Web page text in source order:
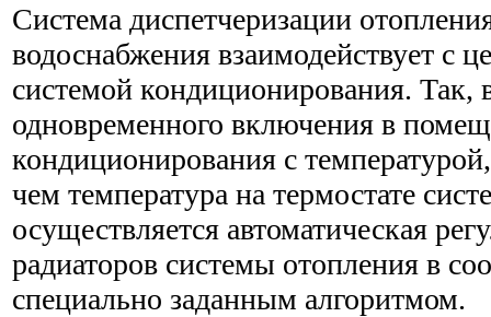
Система диспетчеризации
водоснабжения взаимодействует с
системой кондиционирования. Так,
одновременного включения в
кондиционирования с
чем температура на термостате
осуществляется автоматическая
радиаторов системы отопления в
специально заданным алгоритмом.